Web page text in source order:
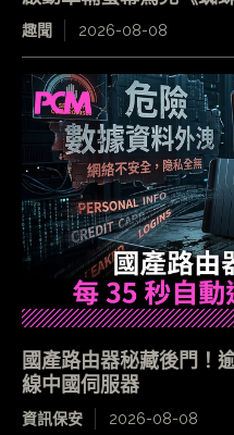
趣聞 2026-08-08
國產路由器秘藏後門！
線中國伺服器
資訊保安 2026-08-08